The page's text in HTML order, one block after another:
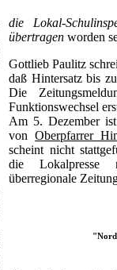
die Lokal-
übertragen worden
Gottlieb Paulitz
daß Hintersatz bis
Die
Funktionswechsel
Am 5. Dezember
vonOberpfarrer
scheint nicht
die Lokalpresse
überregionale